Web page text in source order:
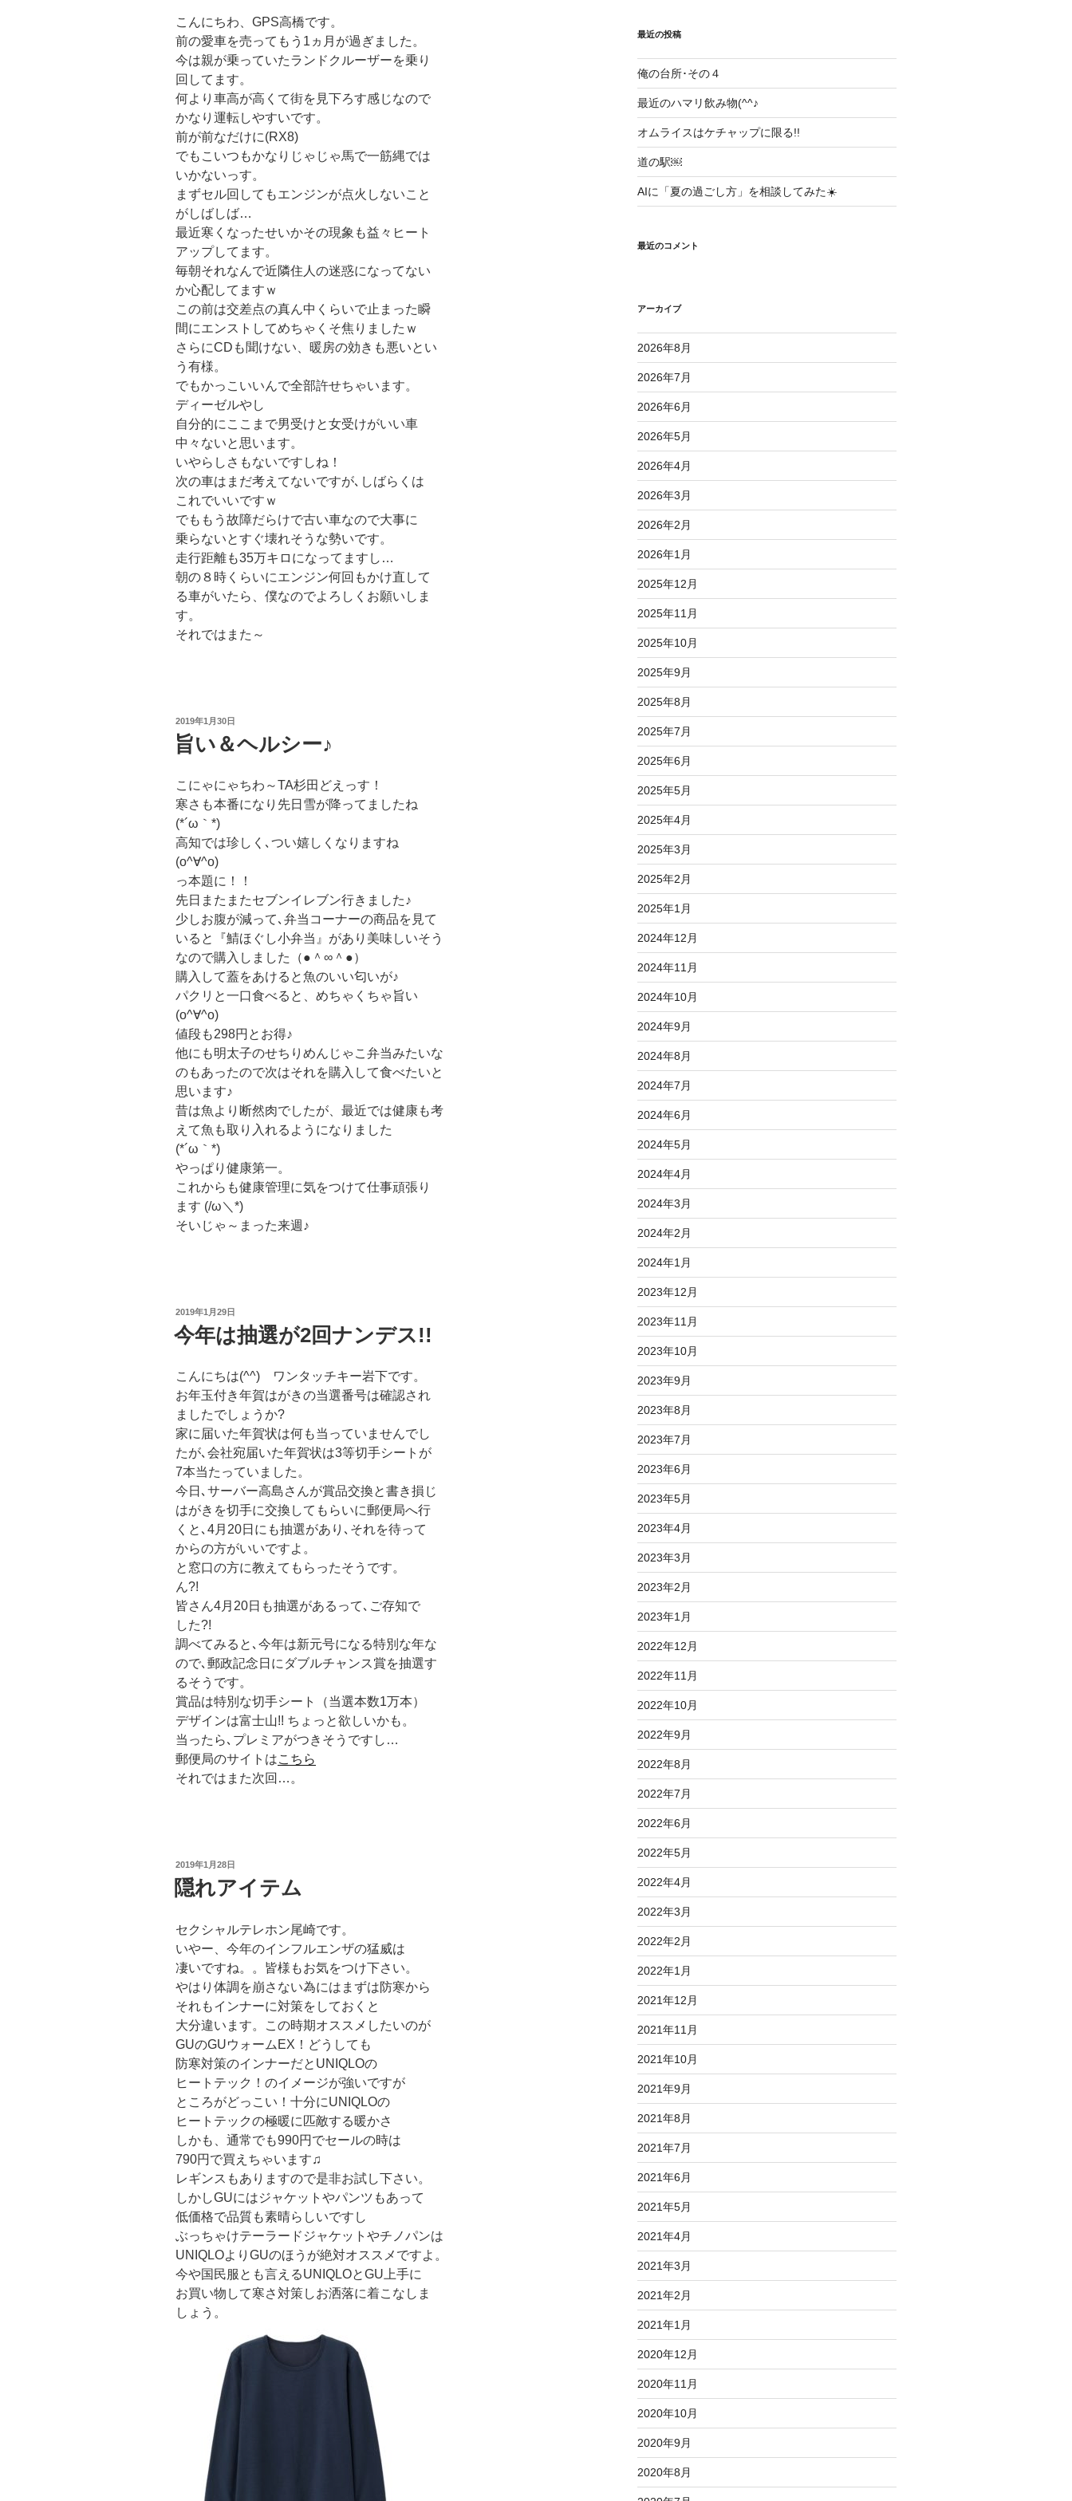
こんにちわ、GPS高橋です。
前の愛車を売ってもう1ヵ月が過ぎました。
今は親が乗っていたランドクルーザーを乗り
回してます。
何より車高が高くて街を見下ろす感じなので
かなり運転しやすいです。
前が前なだけに(RX8)
でもこいつもかなりじゃじゃ馬で一筋縄では
いかないっす。
まずセル回してもエンジンが点火しないこと
がしばしば…
最近寒くなったせいかその現象も益々ヒート
アップしてます。
毎朝それなんで近隣住人の迷惑になってない
か心配してますｗ
この前は交差点の真ん中くらいで止まった瞬
間にエンストしてめちゃくそ焦りましたｗ
さらにCDも聞けない、暖房の効きも悪いとい
う有様。
でもかっこいいんで全部許せちゃいます。
ディーゼルやし
自分的にここまで男受けと女受けがいい車
中々ないと思います。
いやらしさもないですしね！
次の車はまだ考えてないですが､しばらくは
これでいいですｗ
でももう故障だらけで古い車なので大事に
乗らないとすぐ壊れそうな勢いです。
走行距離も35万キロになってますし…
朝の８時くらいにエンジン何回もかけ直して
る車がいたら、僕なのでよろしくお願いしま
す。
それではまた～
投
稿
日:
2019年1月30日
旨い＆ヘルシー♪
こにゃにゃちわ～TA杉田どえっす！
寒さも本番になり先日雪が降ってましたね
(*´ω｀*)
高知では珍しく､つい嬉しくなりますね
(o^∀^o)
っ本題に！！
先日またまたセブンイレブン行きました♪
少しお腹が減って､弁当コーナーの商品を見て
いると『鯖ほぐし小弁当』があり美味しいそう
なので購入しました（●＾∞＾●）
購入して蓋をあけると魚のいい匂いが♪
パクリと一口食べると、めちゃくちゃ旨い
(o^∀^o)
値段も298円とお得♪
他にも明太子のせちりめんじゃこ弁当みたいな
のもあったので次はそれを購入して食べたいと
思います♪
昔は魚より断然肉でしたが、最近では健康も考
えて魚も取り入れるようになりました
(*´ω｀*)
やっぱり健康第一。
これからも健康管理に気をつけて仕事頑張り
ます (/ω＼*)
そいじゃ～まった来週♪
投
稿
日:
2019年1月29日
今年は抽選が2回ナンデス!!
こんにちは(^^) ワンタッチキー岩下です。
お年玉付き年賀はがきの当選番号は確認され
ましたでしょうか?
家に届いた年賀状は何も当っていませんでし
たが､会社宛届いた年賀状は3等切手シートが
7本当たっていました。
今日､サーバー高島さんが賞品交換と書き損じ
はがきを切手に交換してもらいに郵便局へ行
くと､4月20日にも抽選があり､それを待って
からの方がいいですよ。
と窓口の方に教えてもらったそうです。
ん?!
皆さん4月20日も抽選があるって､ご存知で
した?!
調べてみると､今年は新元号になる特別な年な
ので､郵政記念日にダブルチャンス賞を抽選す
るそうです。
賞品は特別な切手シート（当選本数1万本）
デザインは富士山!! ちょっと欲しいかも。
当ったら､プレミアがつきそうですし…
郵便局のサイトはこちら
それではまた次回…。
投
稿
日:
2019年1月28日
隠れアイテム
セクシャルテレホン尾崎です。
いやー、今年のインフルエンザの猛威は
凄いですね。。皆様もお気をつけ下さい。
やはり体調を崩さない為にはまずは防寒から
それもインナーに対策をしておくと
大分違います。この時期オススメしたいのが
GUのGUウォームEX！どうしても
防寒対策のインナーだとUNIQLOの
ヒートテック！のイメージが強いですが
ところがどっこい！十分にUNIQLOの
ヒートテックの極暖に匹敵する暖かさ
しかも、通常でも990円でセールの時は
790円で買えちゃいます♫
レギンスもありますので是非お試し下さい。
しかしGUにはジャケットやパンツもあって
低価格で品質も素晴らしいですし
ぶっちゃけテーラードジャケットやチノパンは
UNIQLOよりGUのほうが絶対オススメですよ。
今や国民服とも言えるUNIQLOとGU上手に
お買い物して寒さ対策しお洒落に着こなしま
しょう。
最近の投稿
俺の台所･その４
最近のハマリ飲み物(^^♪
オムライスはケチャップに限る!!
道の駅￼
AIに「夏の過ごし方」を相談してみた☀️
最近のコメント
アーカイブ
2026年8月
2026年7月
2026年6月
2026年5月
2026年4月
2026年3月
2026年2月
2026年1月
2025年12月
2025年11月
2025年10月
2025年9月
2025年8月
2025年7月
2025年6月
2025年5月
2025年4月
2025年3月
2025年2月
2025年1月
2024年12月
2024年11月
2024年10月
2024年9月
2024年8月
2024年7月
2024年6月
2024年5月
2024年4月
2024年3月
2024年2月
2024年1月
2023年12月
2023年11月
2023年10月
2023年9月
2023年8月
2023年7月
2023年6月
2023年5月
2023年4月
2023年3月
2023年2月
2023年1月
2022年12月
2022年11月
2022年10月
2022年9月
2022年8月
2022年7月
2022年6月
2022年5月
2022年4月
2022年3月
2022年2月
2022年1月
2021年12月
2021年11月
2021年10月
2021年9月
2021年8月
2021年7月
2021年6月
2021年5月
2021年4月
2021年3月
2021年2月
2021年1月
2020年12月
2020年11月
2020年10月
2020年9月
2020年8月